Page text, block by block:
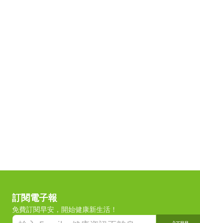
訂閱電子報
免費訂閱早安，開始健康新生活！